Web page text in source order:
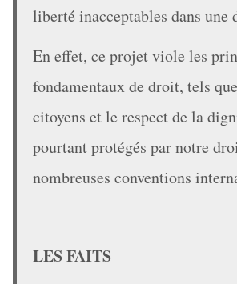
liberté inacceptables dans une
En effet, ce projet viole les
fondamentaux de droit, tels
citoyens et le respect de la
pourtant protégés par notre
nombreuses conventions
LES FAITS